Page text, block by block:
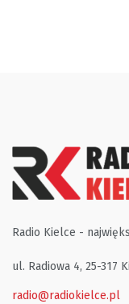
Radio Kielce -
ul. Radiowa 4, 25-317
radio@radiokielce.pl